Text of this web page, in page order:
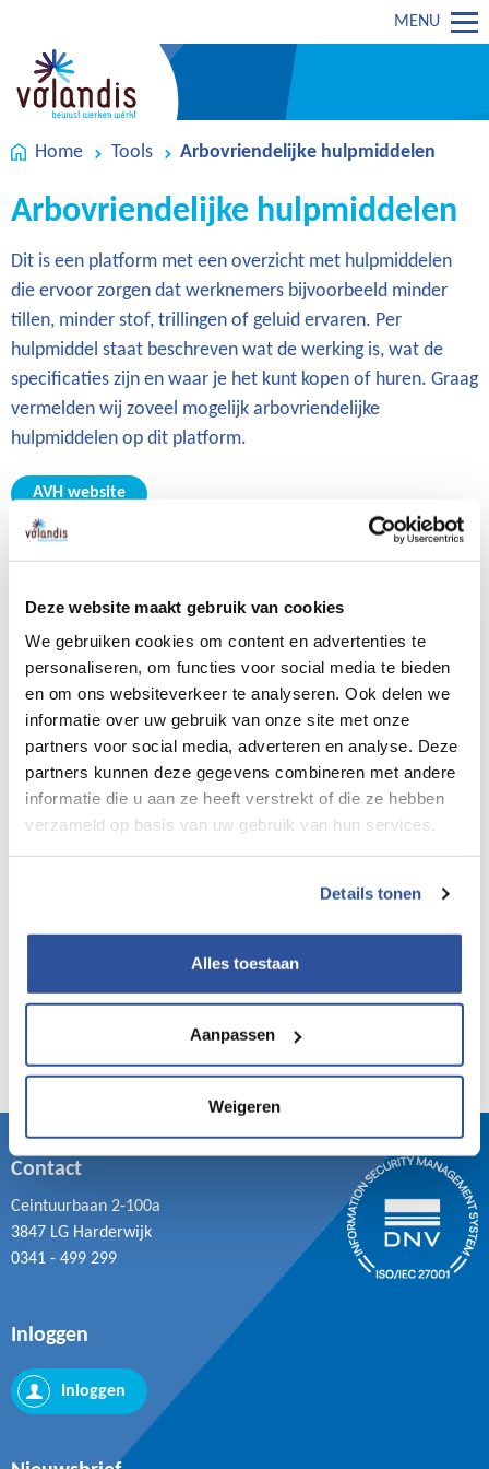
Deze website maakt gebruik van cookies
We gebruiken cookies om content en advertenties te
personaliseren, om functies voor social media te bieden
en om ons websiteverkeer te analyseren. Ook delen we
informatie over uw gebruik van onze site met onze
partners voor social media, adverteren en analyse. Deze
partners kunnen deze gegevens combineren met andere
informatie die u aan ze heeft verstrekt of die ze hebben
verzameld op basis van uw gebruik van hun services.
Details tonen
Alles toestaan
Aanpassen
Weigeren
MENU
Home Tools Arbovriendelijke hulpmiddelen
Arbovriendelijke hulpmiddelen
Dit is een platform met een overzicht met hulpmiddelen
die ervoor zorgen dat werknemers bijvoorbeeld minder
tillen, minder stof, trillingen of geluid ervaren. Per
hulpmiddel staat beschreven wat de werking is, wat de
specificaties zijn en waar je het kunt kopen of huren. Graag
vermelden wij zoveel mogelijk arbovriendelijke
hulpmiddelen op dit platform.
AVH website
Flyer BouwBeurs AVH-partner
Contact
Ceintuurbaan 2-100a
3847 LG Harderwijk
0341 - 499 299
Inloggen
Inloggen